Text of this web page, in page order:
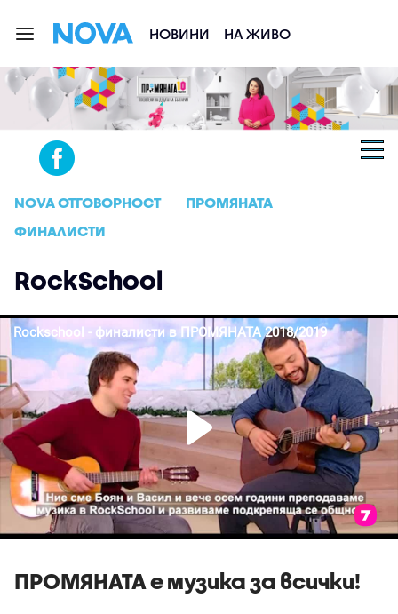
НОВИНИ НА ЖИВО
NOVA ОТГОВОРНОСТ
ПРОМЯНАТА
ФИНАЛИСТИ
RockSchool
ПРОМЯНАТА е музика за всички!